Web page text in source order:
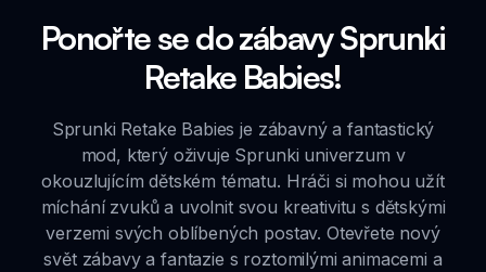
Ponořte se do zábavy Sprunki
Retake Babies!
Sprunki Retake Babies je zábavný a fantastický
mod, který oživuje Sprunki univerzum v
okouzlujícím dětském tématu. Hráči si mohou užít
míchání zvuků a uvolnit svou kreativitu s dětskými
verzemi svých oblíbených postav. Otevřete nový
svět zábavy a fantazie s roztomilými animacemi a